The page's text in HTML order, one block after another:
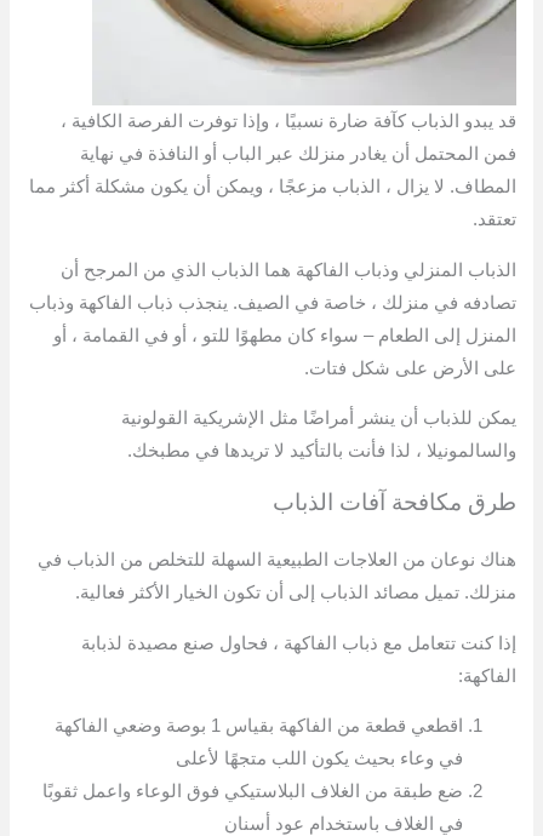
قد يبدو الذباب كآفة ضارة نسبيًا ، وإذا توفرت الفرصة الكافية ،
فمن المحتمل أن يغادر منزلك عبر الباب أو النافذة في نهاية
المطاف. لا يزال ، الذباب مزعجًا ، ويمكن أن يكون مشكلة أكثر مما
تعتقد.
الذباب المنزلي وذباب الفاكهة هما الذباب الذي من المرجح أن
تصادفه في منزلك ، خاصة في الصيف. ينجذب ذباب الفاكهة وذباب
المنزل إلى الطعام – سواء كان مطهوًا للتو ، أو في القمامة ، أو
على الأرض على شكل فتات.
يمكن للذباب أن ينشر أمراضًا مثل الإشريكية القولونية
والسالمونيلا ، لذا فأنت بالتأكيد لا تريدها في مطبخك.
طرق مكافحة آفات الذباب
هناك نوعان من العلاجات الطبيعية السهلة للتخلص من الذباب في
منزلك. تميل مصائد الذباب إلى أن تكون الخيار الأكثر فعالية.
إذا كنت تتعامل مع ذباب الفاكهة ، فحاول صنع مصيدة لذبابة
الفاكهة:
اقطعي قطعة من الفاكهة بقياس 1 بوصة وضعي الفاكهة
في وعاء بحيث يكون اللب متجهًا لأعلى
ضع طبقة من الغلاف البلاستيكي فوق الوعاء واعمل ثقوبًا
في الغلاف باستخدام عود أسنان